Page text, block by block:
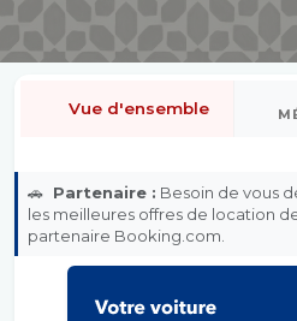
Vue d'ensemble
🚗 Partenaire : Besoin de vous
les meilleures offres de location
partenaire Booking.com.